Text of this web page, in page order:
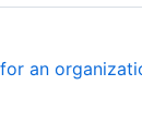
an